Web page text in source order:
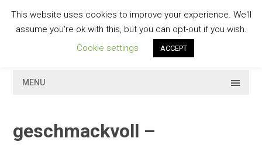
contentGESCHMACKVOLL
MENU
geschmackvoll –
This website uses cookies to improve your experience. We'll
assume you're ok with this, but you can opt-out if you wish.
Cookie settings
ACCEPT